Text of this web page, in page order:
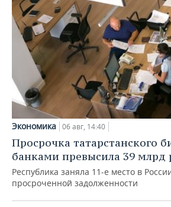
Экономика 06 авг, 14:40
Просрочка татарстанского
банками превысила 39 млрд
Республика заняла 11-е место в
просроченной задолженности